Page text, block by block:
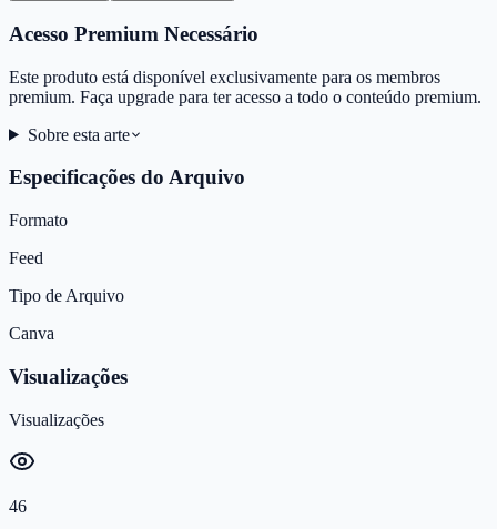
Acesso Premium Necessário
Este produto está disponível exclusivamente para os membros
premium. Faça upgrade para ter acesso a todo o conteúdo premium.
Sobre esta arte
Especificações do Arquivo
Formato
Feed
Tipo de Arquivo
Canva
Visualizações
Visualizações
46